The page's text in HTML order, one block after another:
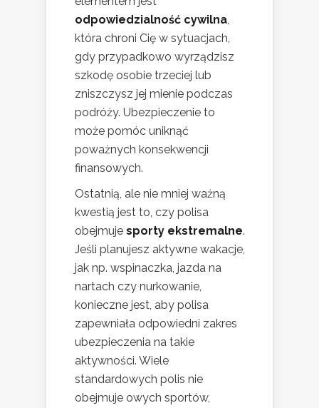
odpowiedzialność cywilna
która chroni Cię w sytuacjach,
gdy przypadkowo wyrządzisz
szkodę osobie trzeciej lub
zniszczysz jej mienie podczas
podróży. Ubezpieczenie to
może pomóc uniknąć
poważnych konsekwencji
finansowych.
Ostatnią, ale nie mniej ważną
kwestią jest to, czy polisa
obejmuje sporty ekstremalne.
Jeśli planujesz aktywne wakacje,
jak np. wspinaczka, jazda na
nartach czy nurkowanie,
konieczne jest, aby polisa
zapewniała odpowiedni zakres
ubezpieczenia na takie
aktywności. Wiele
standardowych polis nie
obejmuje owych sportów,